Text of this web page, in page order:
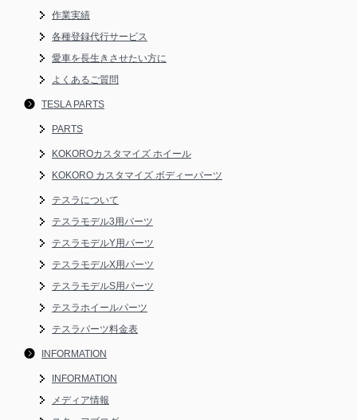
作業実績
各種登録代行サービス
愛車を長生きさせたい方に
よくあるご質問
TESLA PARTS
PARTS
KOKOROカスタマイズ ホイール
KOKORO カスタマイズ ボディーパーツ
テスラについて
テスラモデル3用パーツ
テスラモデルY用パーツ
テスラモデルX用パーツ
テスラモデルS用パーツ
テスラホイールパーツ
テスラパーツ料金表
INFORMATION
INFORMATION
メディア情報